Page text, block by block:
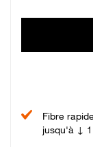
Fibre
jusqu'à ↓